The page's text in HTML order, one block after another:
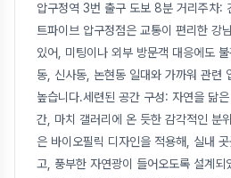
압구정역 3번 출구 도보 8분 거리주차:
트파이브 압구정점은 교통이 편리한 강
있어, 미팅이나 외부 방문객 대응에도
동, 신사동, 논현동 일대와 가까워 관련
높습니다.세련된 공간 구성: 자연을 닮
간, 마치 갤러리에 온 듯한 감각적인 분
은 바이오필릭 디자인을 적용해, 실내
고, 풍부한 자연광이 들어오도록 설계되